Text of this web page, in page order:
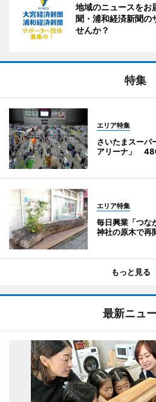
地域のニュースをお
聞・浦和経済新聞の
せんか？
特集
エリア特集
さいたまスーパ
アリーナ」
エリア特集
毎日興業「つな
神社の原木で再
もっと見る
最新ニュ